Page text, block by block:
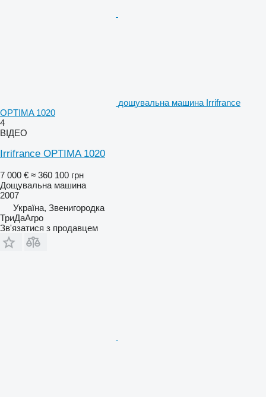
дощувальна машина Irrifrance
OPTIMA 1020
4
ВІДЕО
Irrifrance OPTIMA 1020
7 000 € ≈ 360 100 грн
Дощувальна машина
2007
Україна, Звенигородка
ТриДаАгро
Зв'язатися з продавцем